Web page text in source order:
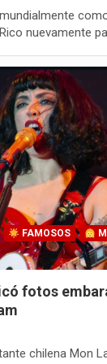
nuevamente
FAMOSOS
fotos
chilena Mon